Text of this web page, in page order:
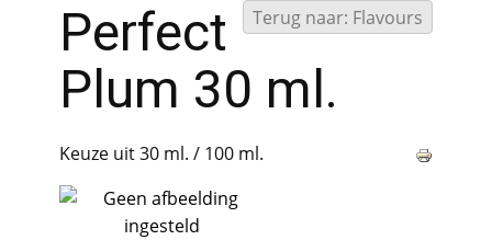
Terug naar: Flavours
Perfect
Plum 30 ml.
Keuze uit 30 ml. / 100 ml.